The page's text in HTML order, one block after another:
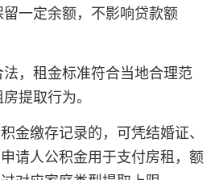
一定余额，不影响贷款额
，租金标准符合当地合理范
提取行为。
金缴存记录的，可凭结婚证、
请人公积金用于支付房租，额